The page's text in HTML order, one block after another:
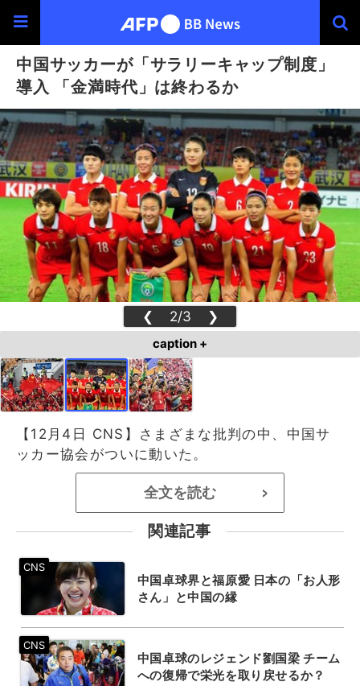
中国サッカーが「サラリーキャップ制度」
導入 「金満時代」は終わるか
❮ 2/3 ❯
caption +
【12月4日 CNS】さまざまな批判の中、中国サ
ッカー協会がついに動いた。
全文を読む >
関連記事
中国卓球界と福原愛 日本の「お人形
さん」と中国の縁
中国卓球のレジェンド劉国梁 チーム
への復帰で栄光を取り戻せるか？